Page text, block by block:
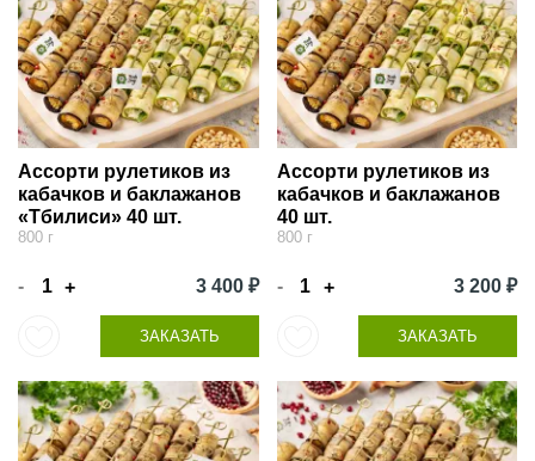
Ассорти рулетиков из
кабачков и баклажанов
«Тбилиси» 40 шт.
800 г
- + 3 400 ₽
ЗАКАЗАТЬ
Ассорти рулетиков из
кабачков и баклажанов
40 шт.
800 г
- + 3 200 ₽
ЗАКАЗАТЬ